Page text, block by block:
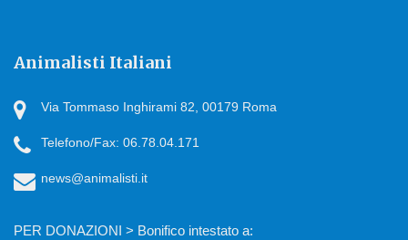
Animalisti Italiani
Via Tommaso Inghirami 82, 00179 Roma
Telefono/Fax: 06.78.04.171
news@animalisti.it
PER DONAZIONI > Bonifico intestato a: